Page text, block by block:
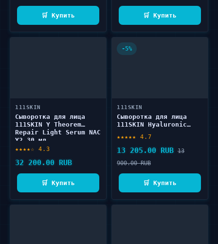
🛒 Купить 🛒 Купить
111SKIN
Сыворотка для лица
111SKIN Y Theorem
Repair Light Serum NAC
Y2 30 мл
★★★★☆ 4.3
32 200.00 RUB
🛒 Купить
-5%
111SKIN
Сыворотка для лица
111SKIN Hyaluronic
мл
★★★★★ 4.7
13 205.00 RUB 13
900.00 RUB
🛒 Купить